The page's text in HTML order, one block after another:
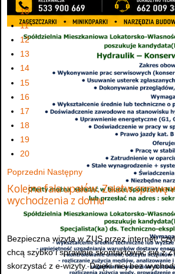
10
11
12
13
14
15
16
17
18
19
20
Poprzedni Następny
Kolejna fala upałów. Załatw sprawę
wychodzenia z domu
Bezpieczna wizyta w ZUS przez internet,
chcą szybko i sprawnie skontaktować się z
skorzystać z e-wizyty. Dzięki niej bez